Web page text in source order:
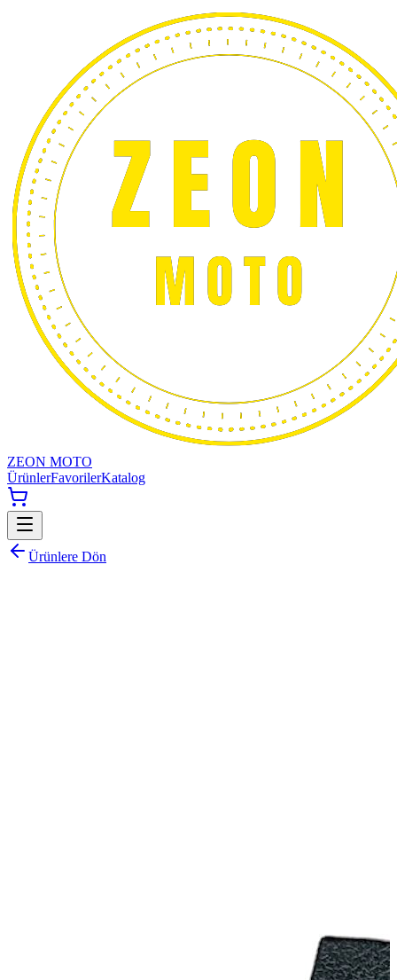
ZEON MOTO
ÜrünlerFavorilerKatalog
Ürünlere Dön